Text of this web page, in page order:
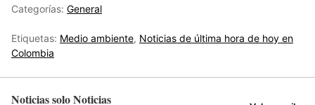
Categorías: General
Etiquetas: Medio ambiente, Noticias de última hora de hoy en
Colombia
Noticias solo Noticias